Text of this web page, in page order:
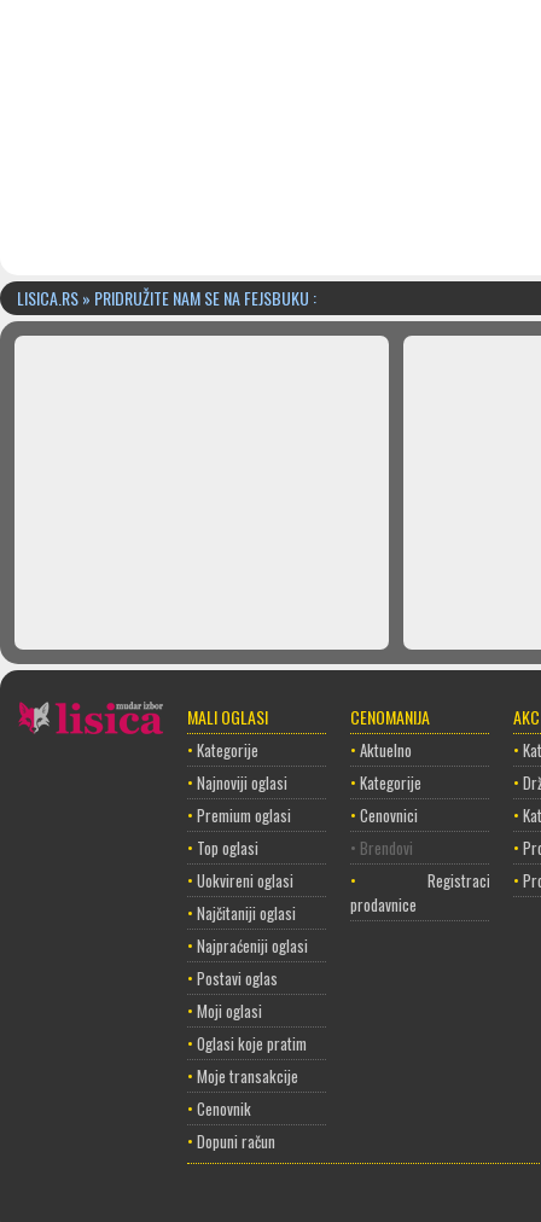
LISICA.RS » PRIDRUŽITE NAM SE NA FEJSBUKU :
MALI OGLASI
• Kategorije
• Najnoviji oglasi
• Premium oglasi
• Top oglasi
• Uokvireni oglasi
• Najčitaniji oglasi
• Najpraćeniji oglasi
• Postavi oglas
• Moji oglasi
• Oglasi koje pratim
• Moje transakcije
• Cenovnik
• Dopuni račun
CENOMANIJA
• Aktuelno
• Kategorije
• Cenovnici
• Brendovi
• Registracija
prodavnice
•
•
•
•
•